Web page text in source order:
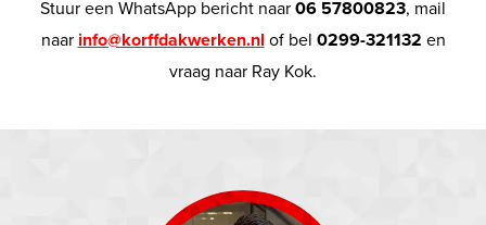
Stuur een WhatsApp bericht naar06 57800823, mail
naar info@korffdakwerken.nl of bel 0299-321132 en
vraag naar Ray Kok.